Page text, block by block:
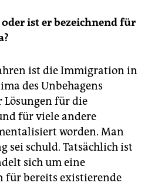
ist er bezeichnend für
ist die Immigration in
des Unbehagens
für die
für viele andere
worden. Man
sei schuld. Tatsächlich ist
sich um eine
für bereits existierende